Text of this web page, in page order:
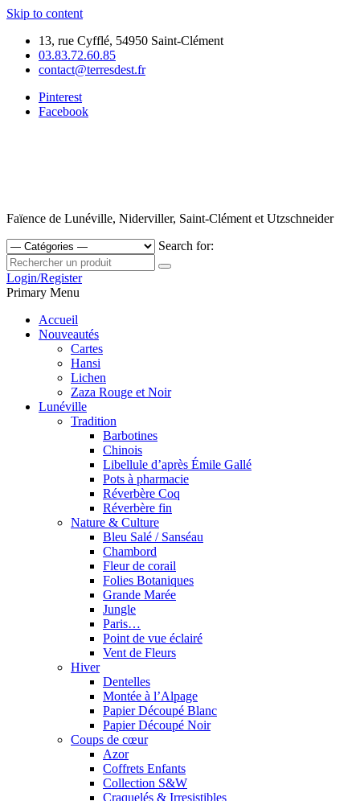
Skip to content
13, rue Cyfflé, 54950 Saint-Clément
03.83.72.60.85
contact@terresdest.fr
Pinterest
Facebook
Faïence de Lunéville, Niderviller, Saint-Clément et Utzschneider
Search for:
Login/Register
Primary Menu
Accueil
Nouveautés
Cartes
Hansi
Lichen
Zaza Rouge et Noir
Lunéville
Tradition
Barbotines
Chinois
Libellule d’après Émile Gallé
Pots à pharmacie
Réverbère Coq
Réverbère fin
Nature & Culture
Bleu Salé / Sanséau
Chambord
Fleur de corail
Folies Botaniques
Grande Marée
Jungle
Paris…
Point de vue éclairé
Vent de Fleurs
Hiver
Dentelles
Montée à l’Alpage
Papier Découpé Blanc
Papier Découpé Noir
Coups de cœur
Azor
Coffrets Enfants
Collection S&W
Craquelés & Irresistibles